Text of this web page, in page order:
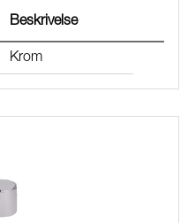
Beskrivelse
Krom